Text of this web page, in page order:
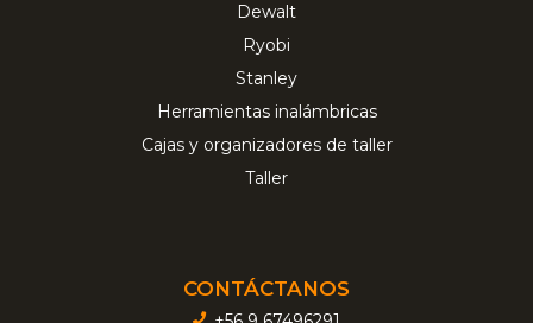
Dewalt
Ryobi
Stanley
Herramientas inalámbricas
Cajas y organizadores de taller
Taller
CONTÁCTANOS